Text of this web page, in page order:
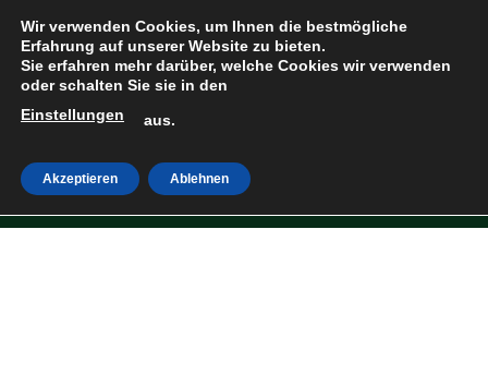
Inhalt
springen
HOME
Wir verwenden Cookies, um Ihnen die bestmögliche
Erfahrung auf unserer Website zu bieten.
Sie erfahren mehr darüber, welche Cookies wir verwenden
oder schalten Sie sie in den
Einstellungen
aus.
Akzeptieren Ablehnen